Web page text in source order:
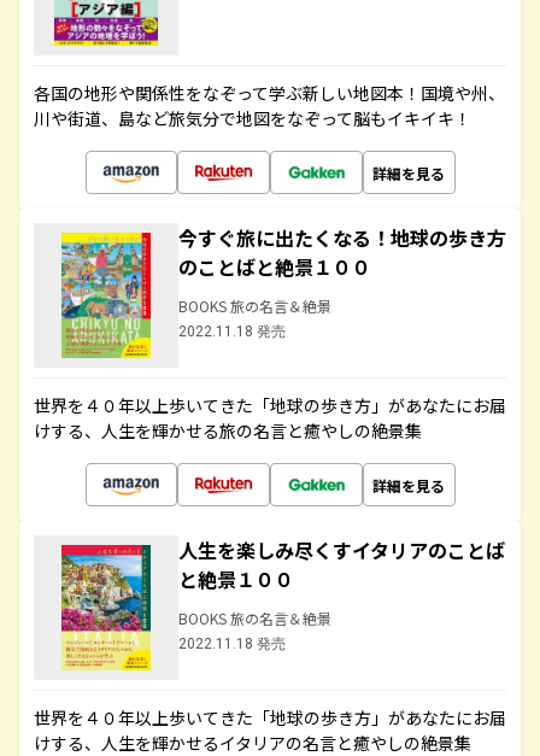
各国の地形や関係性をなぞって学ぶ新しい地図本！国境や州、
川や街道、島など旅気分で地図をなぞって脳もイキイキ！
詳細を見る
今すぐ旅に出たくなる！地球の歩き方
のことばと絶景１００
BOOKS 旅の名言＆絶景
2022.11.18 発売
世界を４０年以上歩いてきた「地球の歩き方」があなたにお届
けする、人生を輝かせる旅の名言と癒やしの絶景集
詳細を見る
人生を楽しみ尽くすイタリアのことば
と絶景１００
BOOKS 旅の名言＆絶景
2022.11.18 発売
世界を４０年以上歩いてきた「地球の歩き方」があなたにお届
けする、人生を輝かせるイタリアの名言と癒やしの絶景集